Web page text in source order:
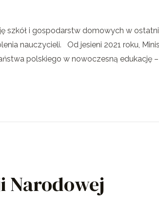
szkół i gospodarstw domowych w
nauczycieli. Od jesieni 2021 roku,
polskiego w nowoczesną edukację –
Narodowej